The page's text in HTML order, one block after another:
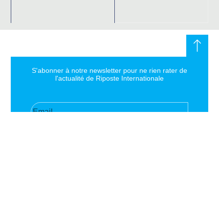
S'abonner à notre newsletter pour ne rien rater de
l'actualité de Riposte Internationale